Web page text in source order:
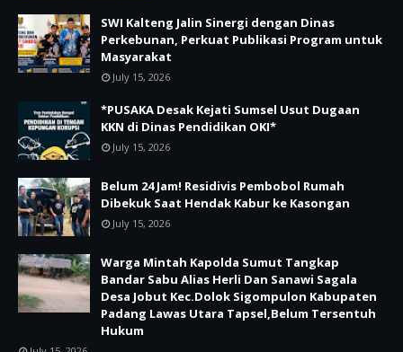
SWI Kalteng Jalin Sinergi dengan Dinas
Perkebunan, Perkuat Publikasi Program untuk
Masyarakat
July 15, 2026
*PUSAKA Desak Kejati Sumsel Usut Dugaan
KKN di Dinas Pendidikan OKI*
July 15, 2026
Belum 24 Jam! Residivis Pembobol Rumah
Dibekuk Saat Hendak Kabur ke Kasongan
July 15, 2026
Warga Mintah Kapolda Sumut Tangkap
Bandar Sabu Alias Herli Dan Sanawi Sagala
Desa Jobut Kec.Dolok Sigompulon Kabupaten
Padang Lawas Utara Tapsel,Belum Tersentuh
Hukum